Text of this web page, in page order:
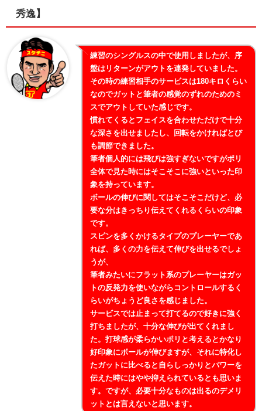
秀逸】
練習のシングルスの中で使用しましたが、序
盤はリターンがアウトを連発していました。
その時の練習相手のサービスは180キロくらい
なのでガットと筆者の感覚のずれのためのミ
スでアウトしていた感じです。
慣れてくるとフェイスを合わせただけで十分
な深さを出せましたし、回転をかければとび
も調節できました。
筆者個人的には飛びは強すぎないですがポリ
全体で見た時にはそこそこに強いといった印
象を持っています。
ボールの伸びに関してはそこそこだけど、必
要な分はきっちり伝えてくれるくらいの印象
です。
スピンを多くかけるタイプのプレーヤーであ
れば、多くの力を伝えて伸びを出せるでしょ
うが、
筆者みたいにフラット系のプレーヤーはガッ
トの反発力を使いながらコントロールするく
らいがちょうど良さを感じました。
サービスでは止まって打てるので好きに強く
打ちましたが、十分な伸びが出てくれまし
た。打球感が柔らかいポリと考えるとかなり
好印象にボールが伸びますが、それに特化し
たガットに比べると自らしっかりとパワーを
伝えた時にはやや抑えられているとも思いま
す。ですが、必要十分なものは出るのデメリ
ットとは言えないと思います。